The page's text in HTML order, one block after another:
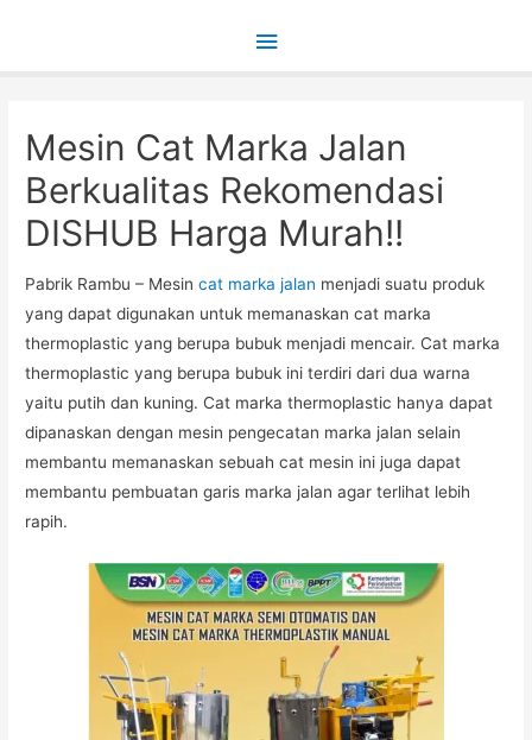
Main
Mesin Cat Marka Jalan
Berkualitas Rekomendasi
DISHUB Harga Murah!!
Pabrik Rambu – Mesincat marka jalan menjadi suatu produk
yang dapat digunakan untuk memanaskan cat marka
thermoplastic yang berupa bubuk menjadi mencair. Cat marka
thermoplastic yang berupa bubuk ini terdiri dari dua warna
yaitu putih dan kuning. Cat marka thermoplastic hanya dapat
dipanaskan dengan mesin pengecatan marka jalan selain
membantu memanaskan sebuah cat mesin ini juga dapat
membantu pembuatan garis marka jalan agar terlihat lebih
rapih.